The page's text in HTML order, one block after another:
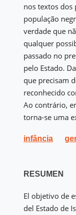
nos textos dos
população
verdade que
qualquer
passado no
pelo Estado.
que precisam
reconhecido
Ao contrário,
torna-se uma
infância
RESUMEN
El objetivo de
del Estado de